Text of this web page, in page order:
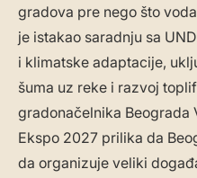
gradova pre nego što
je istakao saradnju sa
i klimatske adaptacije,
šuma uz reke i razvoj
gradonačelnika Beograda
Ekspo 2027 prilika da
da organizuje veliki